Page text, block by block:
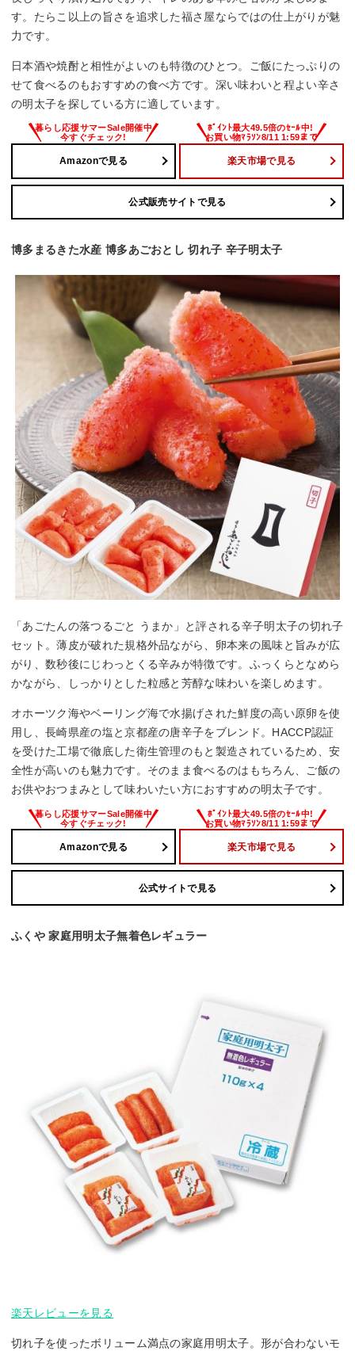
す。たらこ以上の旨さを追求した福さ屋ならではの仕上がりが魅
力です。
日本酒や焼酎と相性がよいのも特徴のひとつ。ご飯にたっぷりの
せて食べるのもおすすめの食べ方です。深い味わいと程よい辛さ
の明太子を探している方に適しています。
Amazonで見る 楽天市場で見る
公式販売サイトで見る
博多まるきた水産 博多あごおとし 切れ子 辛子明太子
「あごたんの落つるごと うまか」と評される辛子明太子の切れ子
セット。薄皮が破れた規格外品ながら、卵本来の風味と旨みが広
がり、数秒後にじわっとくる辛みが特徴です。ふっくらとなめら
かながら、しっかりとした粒感と芳醇な味わいを楽しめます。
オホーツク海やベーリング海で水揚げされた鮮度の高い原卵を使
用し、長崎県産の塩と京都産の唐辛子をブレンド。HACCP認証
を受けた工場で徹底した衛生管理のもと製造されているため、安
全性が高いのも魅力です。そのまま食べるのはもちろん、ご飯の
お供やおつまみとして味わいたい方におすすめの明太子です。
Amazonで見る 楽天市場で見る
公式サイトで見る
ふくや 家庭用明太子無着色レギュラー
楽天レビューを見る
切れ子を使ったボリューム満点の家庭用明太子。形が合わないモ